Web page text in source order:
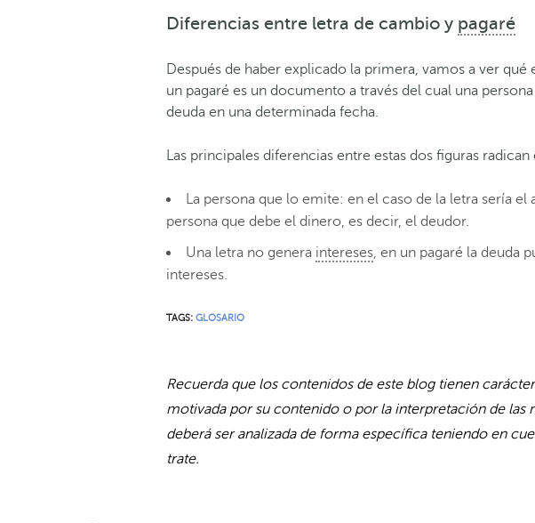
Diferencias entre letra de cambio y pagaré
Después de haber explicado la primera, vamos a ver qué
un pagaré es un documento a través del cual una
deuda en una determinada fecha.
Las principales diferencias entre estas dos figuras radican
La persona que lo emite: en el caso de la letra sería el
persona que debe el dinero, es decir, el deudor.
Una letra no genera intereses, en un pagaré la deuda
intereses.
TAGS: GLOSARIO
Recuerda que los contenidos de este blog tienen
motivada por su contenido o por la interpretación de las
deberá ser analizada de forma específica teniendo en
trate.